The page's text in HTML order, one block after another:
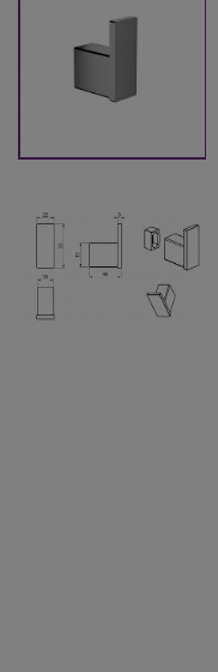
Комплектующие